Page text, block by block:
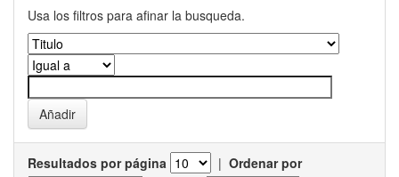
Usa los filtros para afinar la busqueda.
Resultados por página | Ordenar por